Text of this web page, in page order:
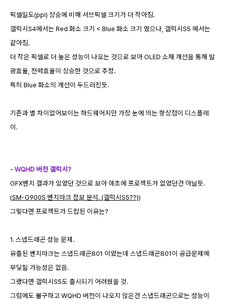
픽셀밀도(ppi) 상승에 비해 서브픽셀 크기가 더 작아짐.
갤럭시S4에서는 Red 화소 크기 < Blue 화소 크기 였으나, 갤럭시S5 에서는
같아짐.
더 작은 픽셀로 더 높은 성능이 나오는 것으로 보아 OLED 소재 개선을 통해 발
광효율, 전력효율이 상승한 것으로 추정.
특히 Blue 화소의 개선이 두드러진듯.
기존과 별 차이없어보이는 하드웨어지만 가장 눈에 띄는 향상점이 디스플레
이.
- WQHD 버전 갤럭시?
GFX벤치 결과가 있었던 것으로 보아 애초에 프로젝트가 없었던건 아닐듯.
(SM-G900S 벤치마크 정보 분석. (갤럭시S5??))
그렇다면 프로젝트가 드랍된 이유는?
1. 스냅드래곤 성능 문제.
유출된 벤치마크는 스냅드래곤801 이었는데 스냅드래곤801이 공급문제에
부딫힐 가능성은 없음.
그랬다면 갤럭시S5도 출시되기 어려웠을 것.
그럼에도 불구하고 WQHD 버전이 나오지 않은건 스냅드래곤으로는 성능이